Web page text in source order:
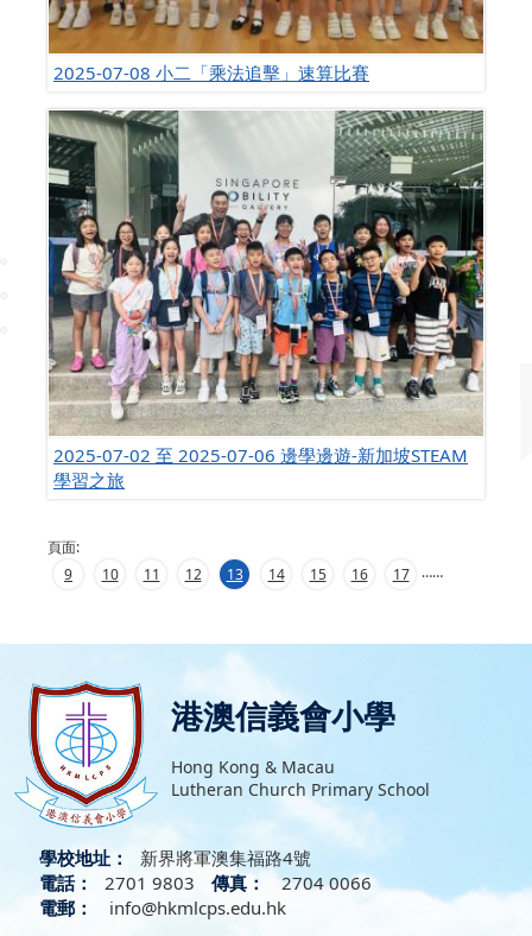
2025-07-08 小二「乘法追擊」速算比賽
2025-07-02 至 2025-07-06 邊學邊遊-新加坡STEAM
學習之旅
頁面:
…
9 10 11 12 13 14 15 16 17 …
港澳信義會小學
Hong Kong & Macau
Lutheran Church Primary School
學校地址：
新界將軍澳集福路4號
電話：
2701 9803 傳真：
2704 0066
電郵：
info@hkmlcps.edu.hk